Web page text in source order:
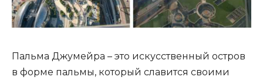
Пальма Джумейра – это искусственный остров
в форме пальмы, который славится своими